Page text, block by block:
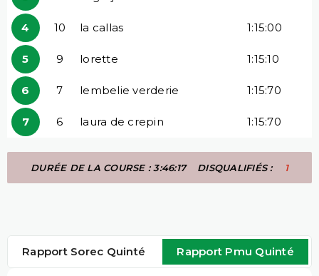
4 10 la callas 1:15:00
5 9 lorette 1:15:10
6 7 lembelie verderie 1:15:70
7 6 laura de crepin 1:15:70
DURÉE DE LA COURSE : 3:46:17 DISQUALIFIÉS : 1
Rapport Sorec Quinté Rapport Pmu Quinté